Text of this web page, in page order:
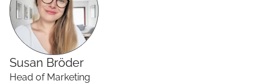
Susan Bröder
Head of Marketing